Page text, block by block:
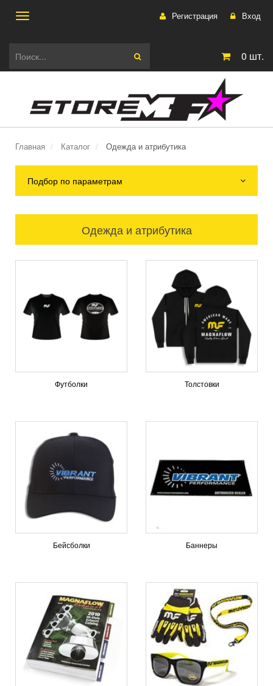
Регистрация Вход
0 шт.
Главная Каталог Одежда и атрибутика
Подбор по параметрам
Одежда и атрибутика
Футболки Толстовки
Бейсболки Баннеры